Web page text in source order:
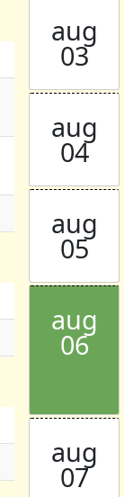
aug
03
aug
04
aug
05
aug
06
aug
07